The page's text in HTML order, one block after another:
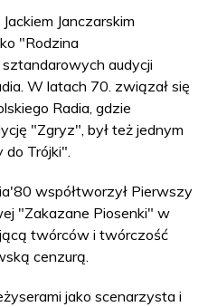
Janczarskim
"Rodzina
audycji
W latach 70. związał się
Radia, gdzie
"Zgryz", był też jednym
Trójki".
współtworzył Pierwszy
"Zakazane Piosenki" w
twórców i twórczość
cenzurą.
jako scenarzysta i